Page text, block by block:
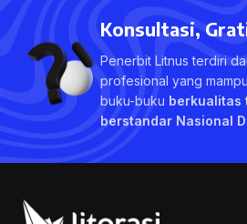
Konsultasi,
Penerbit Litnus terdiri
profesional yang
buku-buku berkualitas
berstandar Nasional